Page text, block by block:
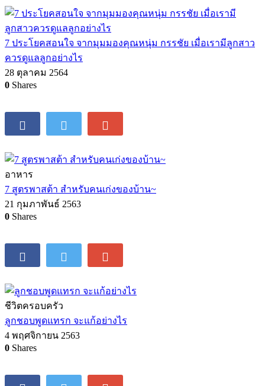
7 ประโยคสอนใจ จากมุมมองคุณหนุ่ม กรรชัย เมื่อเรามีลูกสาว
ควรดูแลลูกอย่างไร
28 ตุลาคม 2564
0 Shares
อาหาร
7 สูตรพาสต้า สำหรับคนเก่งของบ้าน~
21 กุมภาพันธ์ 2563
0 Shares
ชีวิตครอบครัว
ลูกชอบพูดแทรก จะแก้อย่างไร
4 พฤศจิกายน 2563
0 Shares